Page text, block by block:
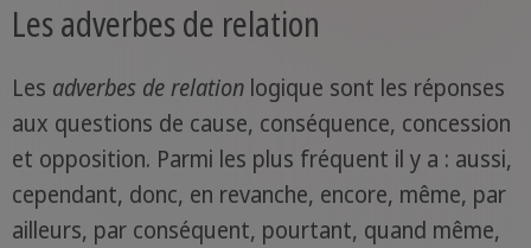
Les adverbes de relation
Les adverbes de relationlogique sont les réponses
aux questions de cause, conséquence, concession
et opposition. Parmi les plus fréquent il y a : aussi,
cependant, donc, en revanche, encore, même, par
ailleurs, par conséquent, pourtant, quand même,